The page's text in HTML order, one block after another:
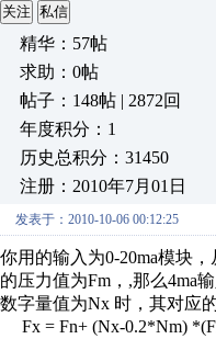
关注 私信
精华：57帖
求助：0帖
帖子：148帖 | 2872回
年度积分：1
历史总积分：31450
注册：2010年7月01日
发表于：2010-10-06 00:12:25
你用的输入为0-20ma模块
的压力值为Fm，,那么4ma
数字量值为Nx 时，其对应
Fx = Fn+ (Nx-0.2*Nm)